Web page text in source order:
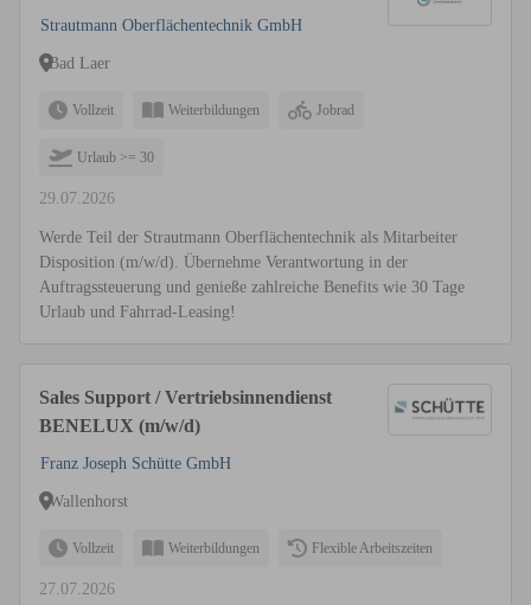
Strautmann Oberflächentechnik GmbH
Bad Laer
Vollzeit Weiterbildungen Jobrad
Urlaub >= 30
29.07.2026
Werde Teil der Strautmann Oberflächentechnik als Mitarbeiter
Disposition (m/w/d). Übernehme Verantwortung in der
Auftragssteuerung und genieße zahlreiche Benefits wie 30 Tage
Urlaub und Fahrrad-Leasing!
Sales Support / Vertriebsinnendienst
BENELUX (m/w/d)
Franz Joseph Schütte GmbH
Wallenhorst
Vollzeit Weiterbildungen Flexible Arbeitszeiten
27.07.2026